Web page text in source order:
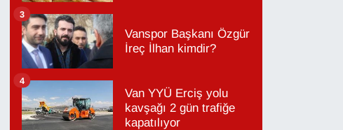
Vanspor Başkanı Özgür
İreç İlhan kimdir?
3
Van YYÜ Erciş yolu
kavşağı 2 gün trafiğe
kapatılıyor
4